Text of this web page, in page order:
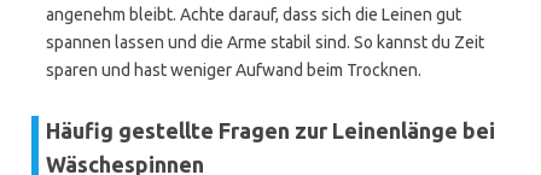
angenehm bleibt. Achte darauf, dass sich die Leinen gut
spannen lassen und die Arme stabil sind. So kannst du Zeit
sparen und hast weniger Aufwand beim Trocknen.
Häufig gestellte Fragen zur Leinenlänge bei
Wäschespinnen